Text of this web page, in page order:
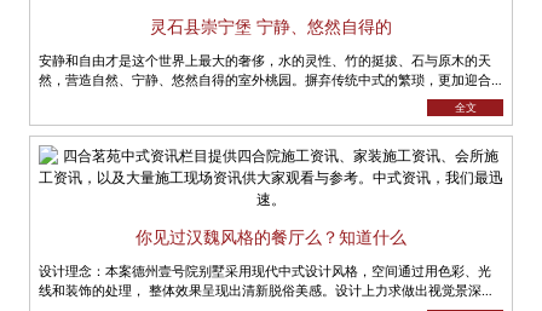
灵石县崇宁堡 宁静、悠然自得的
安静和自由才是这个世界上最大的奢侈，水的灵性、竹的挺拔、石与原木的天
然，营造自然、宁静、悠然自得的室外桃园。摒弃传统中式的繁琐，更加迎合
全文
你见过汉魏风格的餐厅么？知道什么
设计理念：本案德州壹号院别墅采用现代中式设计风格，空间通过用色彩、光
线和装饰的处理， 整体效果呈现出清新脱俗美感。设计上力求做出视觉景深的